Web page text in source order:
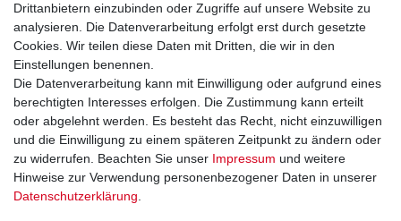
Sie erreichen uns unter:
+49 (0)681 5846576
Montag bis Freitag
9.00 - 16.00 Uhr
Drittanbietern einzubinden oder Zugriffe auf unsere Website zu
analysieren. Die Datenverarbeitung erfolgt erst durch gesetzte
Cookies. Wir teilen diese Daten mit Dritten, die wir in den
Einstellungen benennen.
Die Datenverarbeitung kann mit Einwilligung oder aufgrund eines
berechtigten Interesses erfolgen. Die Zustimmung kann erteilt
oder abgelehnt werden. Es besteht das Recht, nicht einzuwilligen
und die Einwilligung zu einem späteren Zeitpunkt zu ändern oder
zu widerrufen. Beachten Sie unser Impressum und weitere
Hinweise zur Verwendung personenbezogener Daten in unserer
Daten­schutz­erklärung